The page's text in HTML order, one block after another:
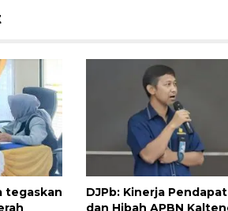
tegaskan
DJPb: Kinerja
dan Hibah APBN